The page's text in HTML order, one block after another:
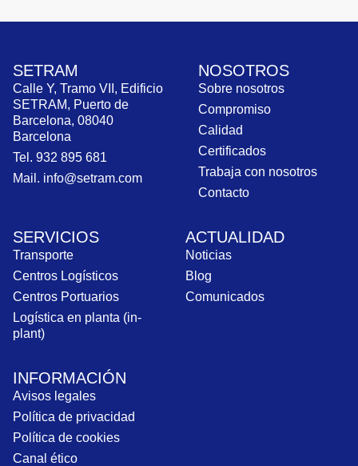
SETRAM
Calle Y, Tramo VII, Edificio
SETRAM, Puerto de
Barcelona, 08040
Barcelona
Tel. 932 895 681
Mail. info@setram.com
NOSOTROS
Sobre nosotros
Compromiso
Calidad
Certificados
Trabaja con nosotros
Contacto
SERVICIOS
Transporte
Centros Logísticos
Centros Portuarios
Logística en planta (in-
plant)
ACTUALIDAD
Noticias
Blog
Comunicados
INFORMACIÓN
Avisos legales
Política de privacidad
Política de cookies
Canal ético